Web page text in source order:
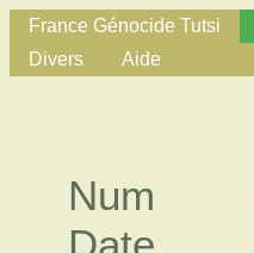
France Génocide Tutsi
Divers
Aide
Num